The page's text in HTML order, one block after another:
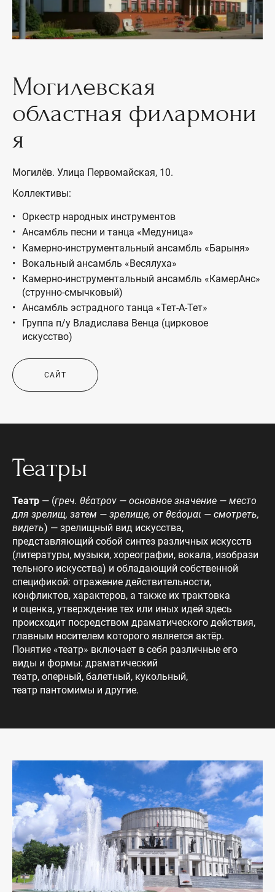
Могилевская
областная филармони
я
Могилёв. Улица Первомайская, 10.
Коллективы:
Оркестр народных инструментов
Ансамбль песни и танца «Медуница»
Камерно-инструментальный ансамбль «Барыня»
Вокальный ансамбль «Весялуха»
Камерно-инструментальный ансамбль «КамерАнс»
(струнно-смычковый)
Ансамбль эстрадного танца «Тет-А-Тет»
Группа п/у Владислава Венца (цирковое
искусство)
САЙТ
Театры
Театр — (греч. θέατρον — основное значение — место
для зрелищ, затем — зрелище, от θεάομαι — смотреть,
видеть) — зрелищный вид искусства,
представляющий собой синтез различных искусств
(литературы, музыки, хореографии, вокала, изобрази
тельного искусства) и обладающий собственной
спецификой: отражение действительности,
конфликтов, характеров, а также их трактовка
и оценка, утверждение тех или иных идей здесь
происходит посредством драматического действия,
главным носителем которого является актёр.
Понятие «театр» включает в себя различные его
виды и формы: драматический
театр, оперный, балетный, кукольный,
театр пантомимы и другие.